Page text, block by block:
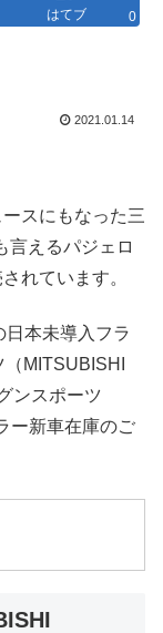
はてブ 0
2021.01.14
スにもなった三
言えるパジェロ
れています。
本未導入フラ
MITSUBISHI
ンスポーツ
ー新車在庫のご